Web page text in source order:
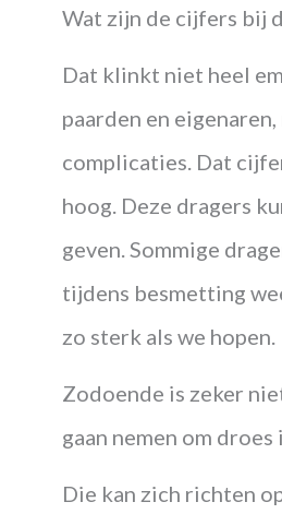
Wat zijn de cijfers bij
Dat klinkt niet heel
paarden en
complicaties. Dat
hoog. Deze dragers
geven. Sommige
tijdens besmetting
zo sterk als we hopen.
Zodoende is zeker
gaan nemen om
Die kan zich richten